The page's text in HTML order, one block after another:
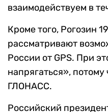
взаимодействуем в
Кроме того, Рогозин
рассматривают
России от GPS. При
напрягаться», потому
ГЛОНАСС.
Российский